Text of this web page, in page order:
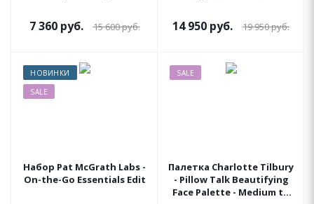
7 360руб. 15 600руб. 14 950 руб. 19 950руб.
НОВИНКИ
SALE
Набор Pat McGrath Labs -
On-the-Go Essentials Edit
SALE
Палетка Charlotte Tilbury
- Pillow Talk Beautifying
Face Palette - Medium to